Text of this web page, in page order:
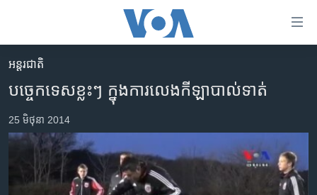
គេហទំព័រ​
រំលង​
និង​
ចូល​
ព័ត៌មាន​​
កម្ពុជា
អន្តរជាតិ
អាមេរិក
ហេឡូវីអូអេ
អន្តរជាតិ
បច្ចេកទេសខ្លះៗ ក្នុងការលេងកីឡាបាល់ទាត់
25 មិថុនា 2014